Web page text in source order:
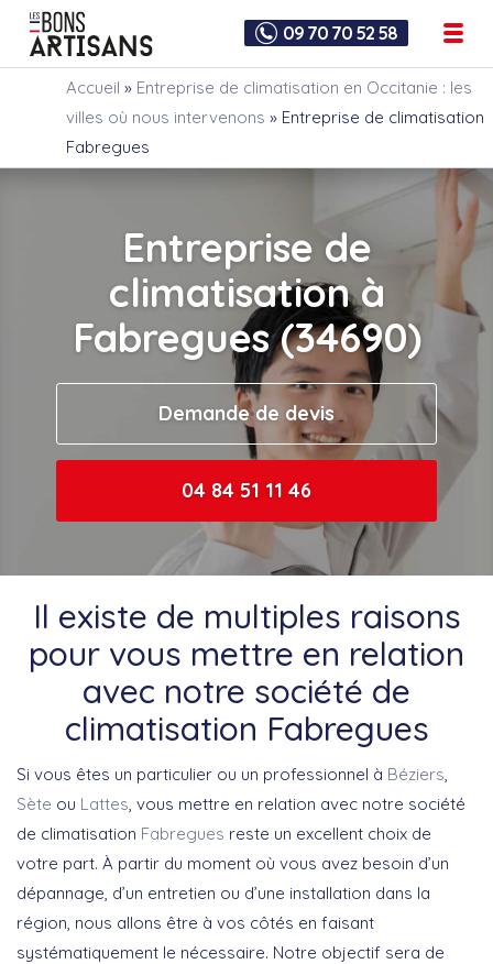
09 70 70 52 58
Accueil » Entreprise de climatisation en Occitanie : les
villes où nous intervenons » Entreprise de climatisation
Fabregues
Entreprise de
climatisation à
Fabregues (34690)
Demande de devis
04 84 51 11 46
Il existe de multiples raisons
pour vous mettre en relation
avec notre société de
climatisation Fabregues
Si vous êtes un particulier ou un professionnel à Béziers
Sète ou Lattes , vous mettre en relation avec notre société
de climatisation Fabregues reste un excellent choix de
votre part. À partir du moment où vous avez besoin d’un
dépannage, d’un entretien ou d’une installation dans la
région, nous allons être à vos côtés en faisant
systématiquement le nécessaire. Notre objectif sera de